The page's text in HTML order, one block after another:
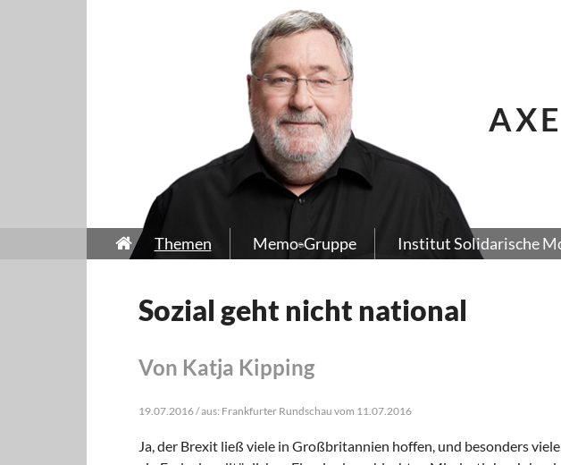
Themen Memo-Gruppe Institut Solidarische
Sozial geht nicht national
Von Katja Kipping
19.07.2016 / aus: Frankfurter Rundschau vom 11.07.2016
Ja, der Brexit ließ viele in Großbritannien hoffen, und besonders